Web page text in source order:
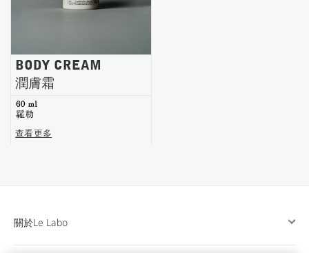
BODY CREAM
潤膚霜
60 ml
羅勒
查看更多
關於Le Labo